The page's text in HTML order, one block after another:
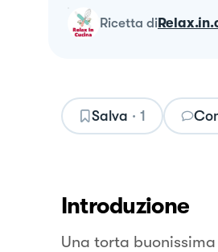
ricetta di
Salva · 1
Introduzione
Una torta buonissima